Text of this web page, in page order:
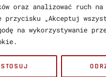
oraz analizować ruch
„Akceptuj
na wykorzystywanie
DLA